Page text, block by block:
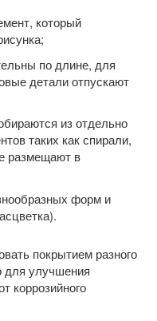
который
по длине, для
детали отпускают
из отдельно
таких как спирали,
размещают в
форм и
покрытием разного
для улучшения
коррозийного